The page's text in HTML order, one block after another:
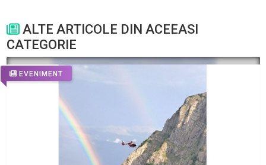
ALTE ARTICOLE DIN ACEEASI
CATEGORIE
EVENIMENT